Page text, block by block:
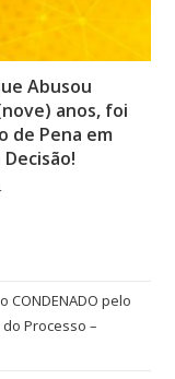
Abusou
anos, foi
de Pena em
CONDENADO pelo
do Processo –